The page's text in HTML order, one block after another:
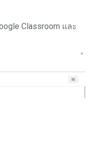
Classroom และ